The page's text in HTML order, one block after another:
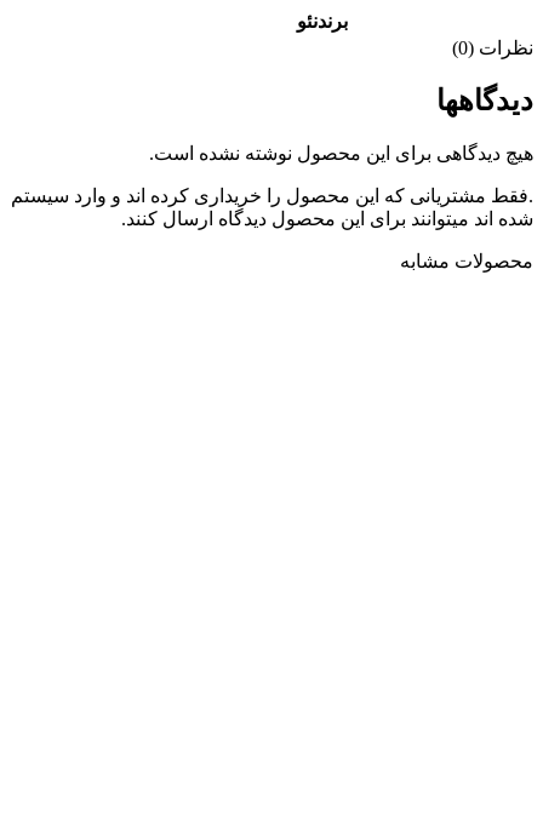
برندنئو
نظرات (0)
دیدگاهها
هیچ دیدگاهی برای این محصول نوشته نشده است.
.فقط مشتریانی که این محصول را خریداری کرده اند و وارد سیستم
شده اند میتوانند برای این محصول دیدگاه ارسال کنند.
محصولات مشابه